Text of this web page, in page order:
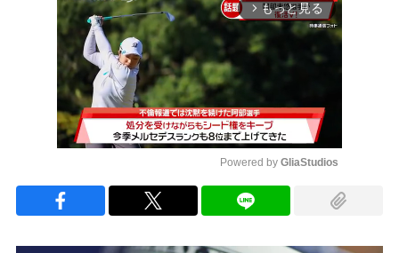
arrow_forward_ios もっと見る
Powered by GliaStudios